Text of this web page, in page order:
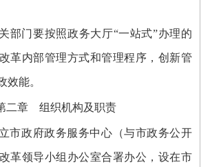
部门要按照政务大厅“一站式”办理的
革内部管理方式和管理程序，创新管
效能。
二章 组织机构及职责
市政府政务服务中心（与市政务公开
革领导小组办公室合署办公，设在市